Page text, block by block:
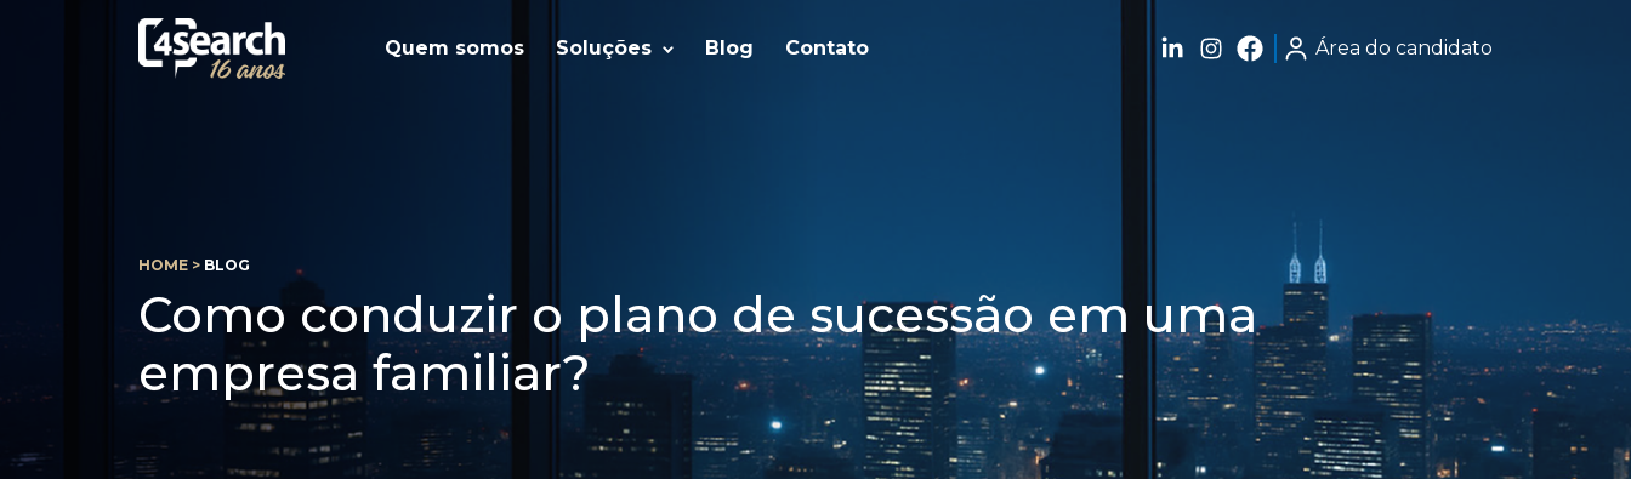
Quem somos Soluções Blog Contato Área do candidato
HOME > BLOG
Como conduzir o plano de sucessão em uma
empresa familiar?